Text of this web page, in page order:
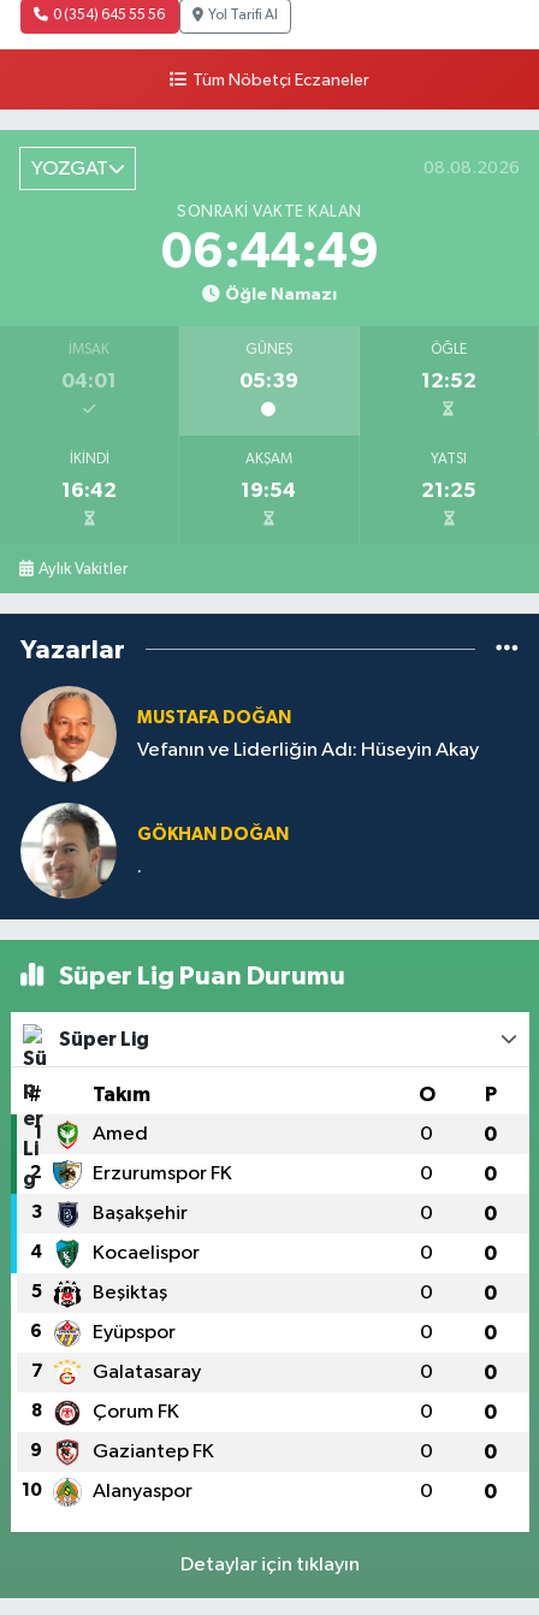
0 (354) 645 55 56 Yol Tarifi Al
Tüm Nöbetçi Eczaneler
YOZGAT 08.08.2026
SONRAKI VAKTE KALAN
06:44:48
Öğle Namazı
İMSAK
04:01
GÜNEŞ
05:39
ÖĞLE
12:52
İKINDI
16:42
AKŞAM
19:54
YATSI
21:25
Aylık Vakitler
Yazarlar
MUSTAFA DOĞAN
Vefanın ve Liderliğin Adı: Hüseyin Akay
GÖKHAN DOĞAN
.
Süper Lig Puan Durumu
Süper Lig
# Takım O P
1 Amed 0 0
2 Erzurumspor FK 0 0
3 Başakşehir 0 0
4 Kocaelispor 0 0
5 Beşiktaş 0 0
6 Eyüpspor 0 0
7 Galatasaray 0 0
8 Çorum FK 0 0
9 Gaziantep FK 0 0
10 Alanyaspor 0 0
Detaylar için tıklayın